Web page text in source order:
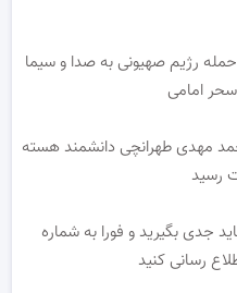
رژیم صهیونی به صدا و سیما
امامی
مهدی طهرانچی دانشمند هسته
رسید
جدی بگیرید و فورا به شماره